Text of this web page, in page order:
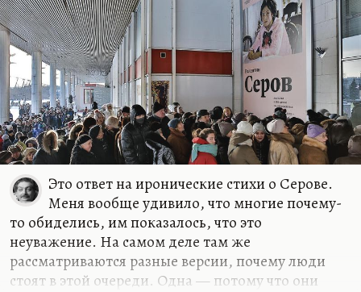
Это ответ на иронические стихи о Серове.
Меня вообще удивило, что многие почему-
то обиделись, им показалось, что это
неуважение. На самом деле там же
рассматриваются разные версии, почему люди
стоят в этой очереди. Одна — потому что они